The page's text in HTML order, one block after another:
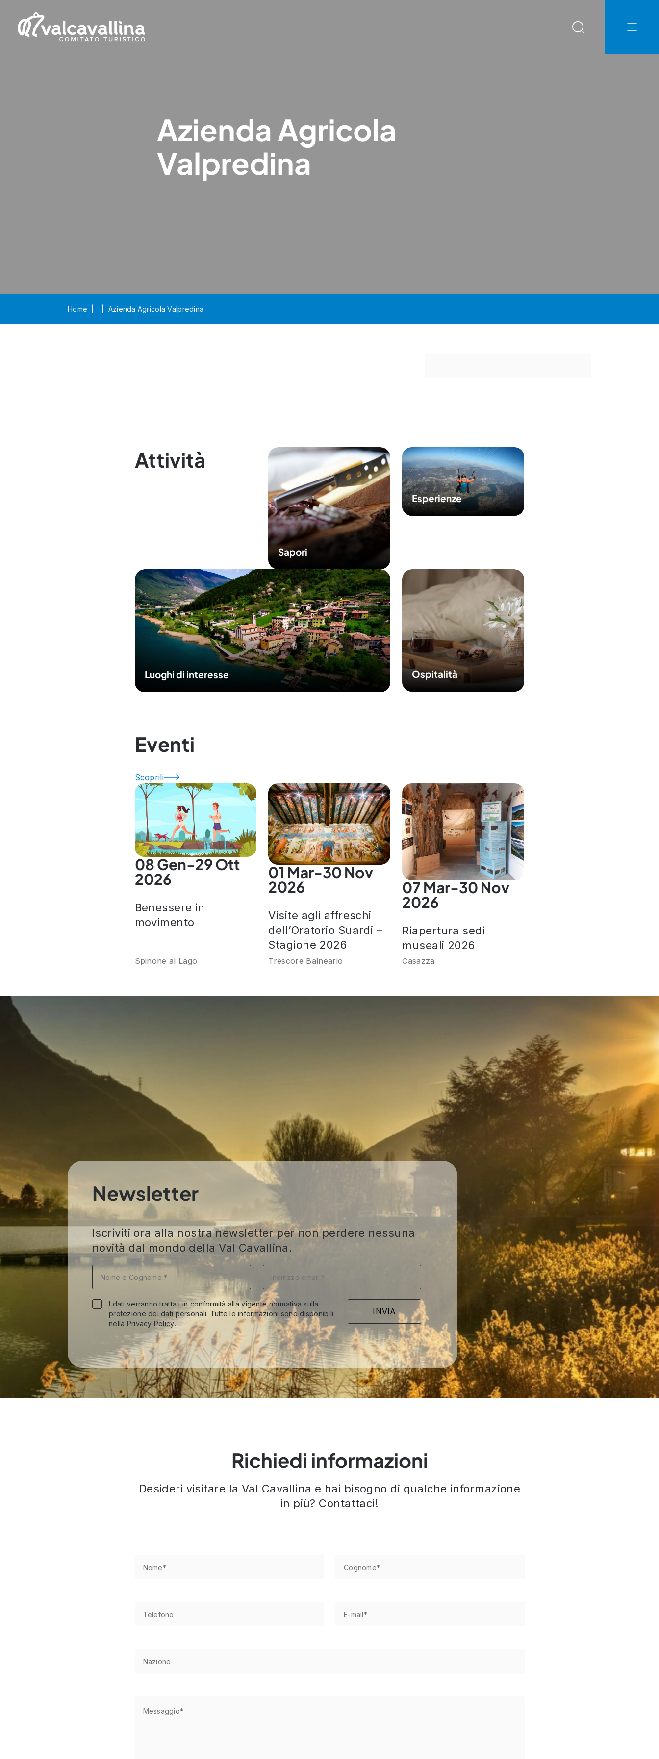
Azienda Agricola
Valpredina
Home Azienda Agricola Valpredina
Attività
Sapori
Esperienze
Luoghi di interesse Ospitalità
Eventi
Scoprili
08 Gen-29 Ott
2026
Benessere in
movimento
Spinone al Lago
01 Mar-30 Nov
2026
Visite agli affreschi
dell’Oratorio Suardi –
Stagione 2026
Trescore Balneario
07 Mar-30 Nov
2026
Riapertura sedi
museali 2026
Casazza
Newsletter
Iscriviti ora alla nostra newsletter per non perdere nessuna
novità dal mondo della Val Cavallina.
I dati verranno trattati in conformità alla vigente normativa sulla
protezione dei dati personali. Tutte le informazioni sono disponibili
nella Privacy Policy.
Richiedi informazioni
Desideri visitare la Val Cavallina e hai bisogno di qualche informazione
in più? Contattaci!